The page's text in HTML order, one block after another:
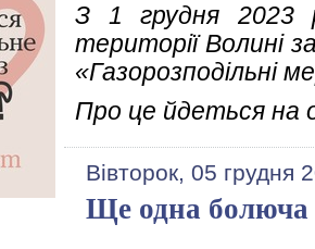
З 1 грудня 2023
території Волині
«Газорозподільні
Про це йдеться на
Вівторок, 05 грудня
Ще одна болюча